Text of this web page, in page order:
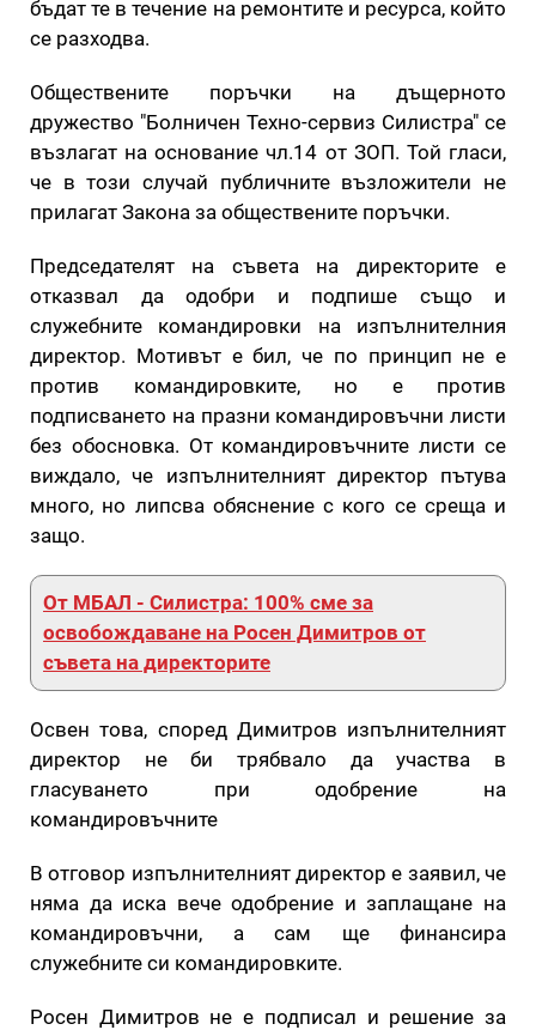
бъдат те в течение на ремонтите и ресурса, който
се разходва.
Обществените поръчки на дъщерното
дружество "Болничен Техно-сервиз Силистра" се
възлагат на основание чл.14 от ЗОП. Той гласи,
че в този случай публичните възложители не
прилагат Закона за обществените поръчки.
Председателят на съвета на директорите е
отказвал да одобри и подпише също и
служебните командировки на изпълнителния
директор. Мотивът е бил, че по принцип не е
против командировките, но е против
подписването на празни командировъчни листи
без обосновка. От командировъчните листи се
виждало, че изпълнителният директор пътува
много, но липсва обяснение с кого се среща и
защо.
От МБАЛ - Силистра: 100% сме за
освобождаване на Росен Димитров от
съвета на директорите
Освен това, според Димитров изпълнителният
директор не би трябвало да участва в
гласуването при одобрение на
командировъчните
В отговор изпълнителният директор е заявил, че
няма да иска вече одобрение и заплащане на
командировъчни, а сам ще финансира
служебните си командировките.
Росен Димитров не е подписал и решение за